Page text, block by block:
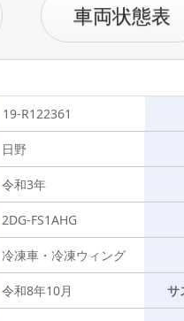
車両状態表
19-R122361
日野
令和3年
2DG-FS1AHG
冷凍車・冷凍ウィング
令和8年10月 サ